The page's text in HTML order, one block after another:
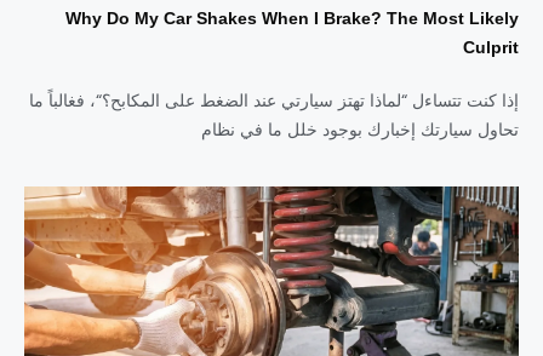
Why Do My Car Shakes When I Brake? The Most Likely
Culprit
إذا كنت تتساءل “لماذا تهتز سيارتي عند الضغط على المكابح؟“، فغالباً ما
تحاول سيارتك إخبارك بوجود خلل ما في نظام